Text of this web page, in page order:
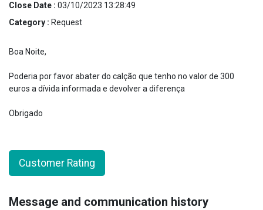
Close Date : 03/10/2023 13:28:49
Category : Request
Boa Noite,
Poderia por favor abater do calção que tenho no valor de 300
euros a dívida informada e devolver a diferença
Obrigado
Customer Rating
Message and communication history